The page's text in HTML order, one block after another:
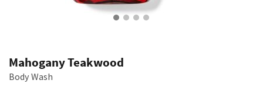
Mahogany Teakwood
Body Wash